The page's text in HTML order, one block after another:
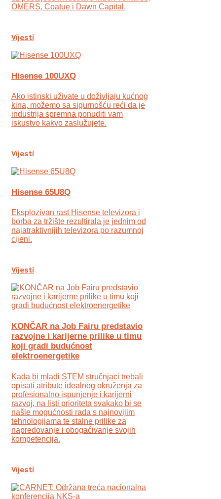
OMERS, Coatue i Dawn Capital.
Vijesti
Hisense 100UXQ
Ako istinski uživate u doživljaju kućnog
kina, možemo sa sigurnošću reći da je
industrija spremna ponuditi vam
iskustvo kakvo zaslužujete.
Vijesti
Hisense 65U8Q
Eksplozivan rast Hisense televizora i
borba za tržište rezultirala je jednim od
najatraktivnijih televizora po razumnoj
cijeni.
Vijesti
KONČAR na Job Fairu predstavio
razvojne i karijerne prilike u timu
koji gradi budućnost
elektroenergetike
Kada bi mladi STEM stručnjaci trebali
opisati atribute idealnog okruženja za
profesionalno ispunjenje i karijerni
razvoj, na listi prioriteta svakako bi se
našle mogućnosti rada s najnovijim
tehnologijama te stalne prilike za
napredovanje i obogaćivanje svojih
kompetencija.
Vijesti